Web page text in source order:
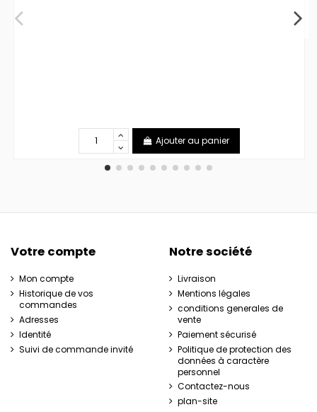
Ajouter au panier
Votre compte
Mon compte
Historique de vos
commandes
Adresses
Identité
Suivi de commande invité
Notre société
Livraison
Mentions légales
conditions generales de
vente
Paiement sécurisé
Politique de protection des
données à caractère
personnel
Contactez-nous
plan-site